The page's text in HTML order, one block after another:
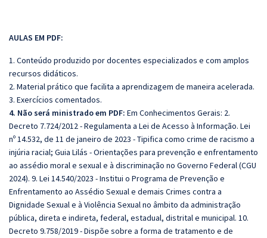
AULAS EM PDF:
1. Conteúdo produzido por docentes especializados e com amplos
recursos didáticos.
2. Material prático que facilita a aprendizagem de maneira acelerada.
3. Exercícios comentados.
4. Não será ministrado em PDF: Em Conhecimentos Gerais: 2.
Decreto 7.724/2012 - Regulamenta a Lei de Acesso à Informação. Lei
nº 14.532, de 11 de janeiro de 2023 - Tipifica como crime de racismo a
injúria racial; Guia Lilás - Orientações para prevenção e enfrentamento
ao assédio moral e sexual e à discriminação no Governo Federal (CGU
2024). 9. Lei 14.540/2023 - Institui o Programa de Prevenção e
Enfrentamento ao Assédio Sexual e demais Crimes contra a
Dignidade Sexual e à Violência Sexual no âmbito da administração
pública, direta e indireta, federal, estadual, distrital e municipal. 10.
Decreto 9.758/2019 - Dispõe sobre a forma de tratamento e de